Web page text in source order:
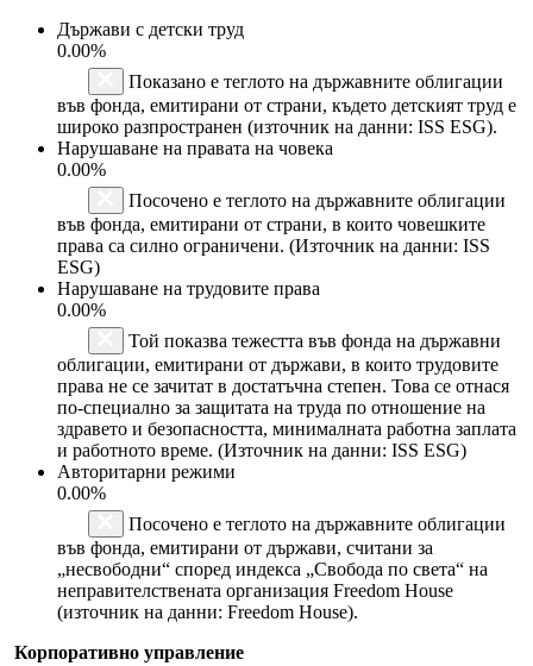
Държави с детски труд
0.00%
Показано е теглото на държавните облигации
във фонда, емитирани от страни, където детският труд е
широко разпространен (източник на данни: ISS ESG).
Нарушаване на правата на човека
0.00%
Посочено е теглото на държавните облигации
във фонда, емитирани от страни, в които човешките
права са силно ограничени. (Източник на данни: ISS
ESG)
Нарушаване на трудовите права
0.00%
Той показва тежестта във фонда на държавни
облигации, емитирани от държави, в които трудовите
права не се зачитат в достатъчна степен. Това се отнася
по-специално за защитата на труда по отношение на
здравето и безопасността, минималната работна заплата
и работното време. (Източник на данни: ISS ESG)
Авторитарни режими
0.00%
Посочено е теглото на държавните облигации
във фонда, емитирани от държави, считани за
„несвободни“ според индекса „Свобода по света“ на
неправителствената организация Freedom House
(източник на данни: Freedom House).
Корпоративно управление